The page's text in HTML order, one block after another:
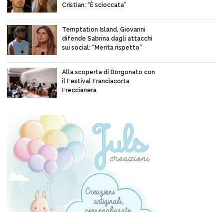
Cristian: “È scioccata”
Temptation Island, Giovanni
difende Sabrina dagli attacchi
sui social: “Merita rispetto”
Alla scoperta di Borgonato con
il Festival Franciacorta
Freccianera